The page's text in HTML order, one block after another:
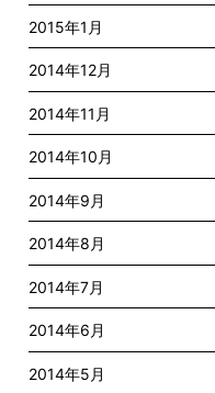
2015年1月
2014年12月
2014年11月
2014年10月
2014年9月
2014年8月
2014年7月
2014年6月
2014年5月